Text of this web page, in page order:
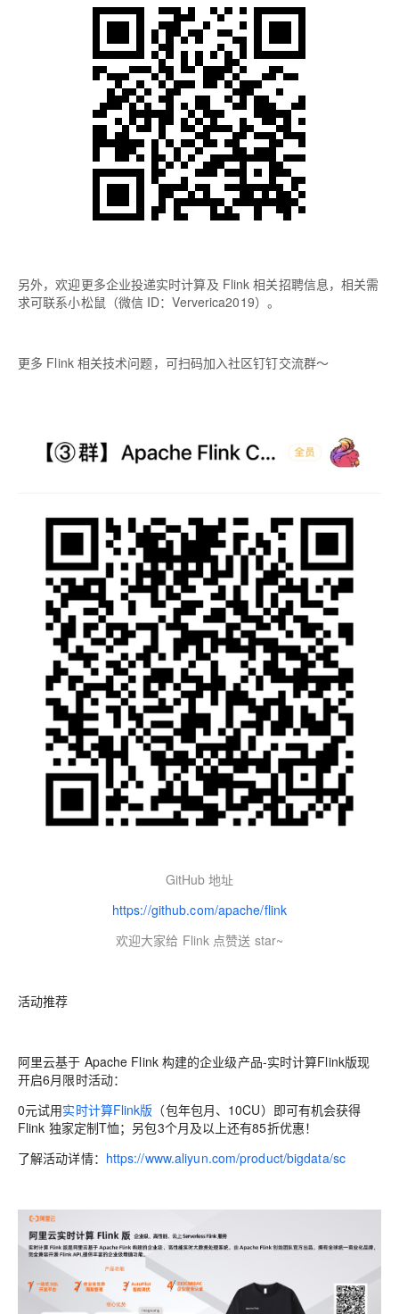
另外，欢迎更多企业投递实时计算及 Flink 相关招聘信息，相关需
求可联系小松鼠（微信 ID：Ververica2019）。
更多 Flink 相关技术问题，可扫码加入社区钉钉交流群～
GitHub 地址
https://github.com/apache/flink
欢迎大家给 Flink 点赞送 star~
活动推荐
阿里云基于 Apache Flink 构建的企业级产品-实时计算Flink版现
开启6月限时活动：
0元试用实时计算Flink版 （包年包月、10CU）即可有机会获得
Flink 独家定制T恤；另包3个月及以上还有85折优惠！
了解活动详情： https://www.aliyun.com/product/bigdata/sc